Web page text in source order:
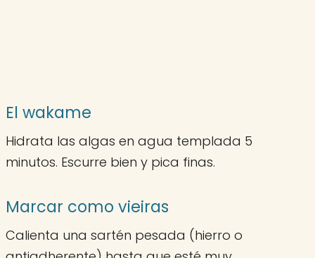
El wakame
Hidrata las algas en agua templada 5
minutos. Escurre bien y pica finas.
Marcar como vieiras
Calienta una sartén pesada (hierro o